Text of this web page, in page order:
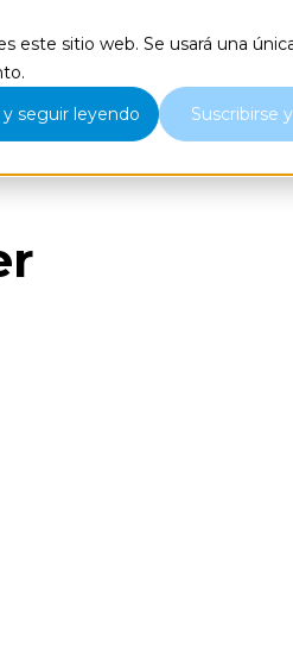
este sitio web. Se usará una
seguir leyendo Suscribirse
Qué hacemos